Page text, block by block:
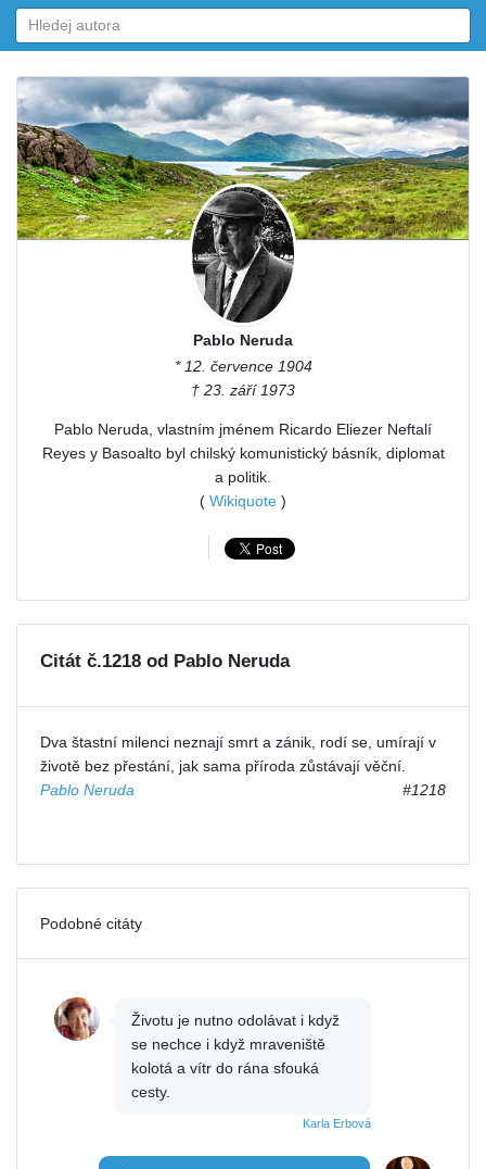
Pablo Neruda
* 12. července 1904
† 23. září 1973
Pablo Neruda, vlastním jménem Ricardo Eliezer Neftalí
Reyes y Basoalto byl chilský komunistický básník, diplomat
a politik.
( Wikiquote )
Citát č.1218 od Pablo Neruda
Dva štastní milenci neznají smrt a zánik, rodí se, umírají v
životě bez přestání, jak sama příroda zůstávají věční.
Pablo Neruda
#1218
Podobné citáty
Životu je nutno odolávat i když
se nechce i když mraveniště
kolotá a vítr do rána sfouká
cesty.
Karla Erbová